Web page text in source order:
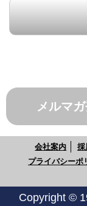
メルマ
会社案内 採
プライバシーポ
Copyright ©